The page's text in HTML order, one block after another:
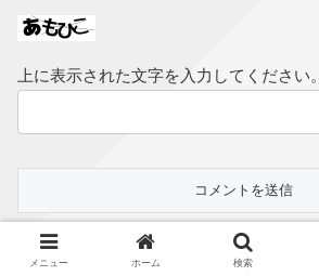
上に表示された文字を入力してください。
スポンサーリンク
メニュー ホーム 検索